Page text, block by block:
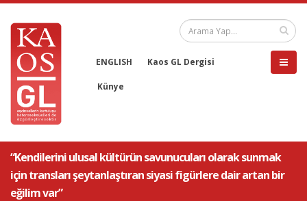
ENGLISH Kaos GL Dergisi
Künye
“Kendilerini ulusal kültürün savunucuları olarak sunmak
için transları şeytanlaştıran siyasi figürlere dair artan bir
eğilim var”